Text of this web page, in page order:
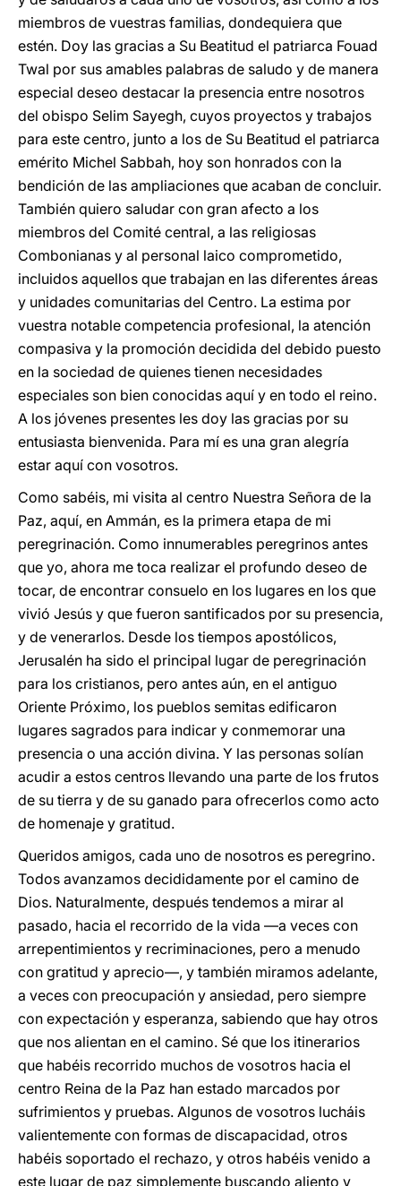
miembros de vuestras familias, dondequiera que
estén. Doy las gracias a Su Beatitud el patriarca Fouad
Twal por sus amables palabras de saludo y de manera
especial deseo destacar la presencia entre nosotros
del obispo Selim Sayegh, cuyos proyectos y trabajos
para este centro, junto a los de Su Beatitud el patriarca
emérito Michel Sabbah, hoy son honrados con la
bendición de las ampliaciones que acaban de concluir.
También quiero saludar con gran afecto a los
miembros del Comité central, a las religiosas
Combonianas y al personal laico comprometido,
incluidos aquellos que trabajan en las diferentes áreas
y unidades comunitarias del Centro. La estima por
vuestra notable competencia profesional, la atención
compasiva y la promoción decidida del debido puesto
en la sociedad de quienes tienen necesidades
especiales son bien conocidas aquí y en todo el reino.
A los jóvenes presentes les doy las gracias por su
entusiasta bienvenida. Para mí es una gran alegría
estar aquí con vosotros.
Como sabéis, mi visita al centro Nuestra Señora de la
Paz, aquí, en Ammán, es la primera etapa de mi
peregrinación. Como innumerables peregrinos antes
que yo, ahora me toca realizar el profundo deseo de
tocar, de encontrar consuelo en los lugares en los que
vivió Jesús y que fueron santificados por su presencia,
y de venerarlos. Desde los tiempos apostólicos,
Jerusalén ha sido el principal lugar de peregrinación
para los cristianos, pero antes aún, en el antiguo
Oriente Próximo, los pueblos semitas edificaron
lugares sagrados para indicar y conmemorar una
presencia o una acción divina. Y las personas solían
acudir a estos centros llevando una parte de los frutos
de su tierra y de su ganado para ofrecerlos como acto
de homenaje y gratitud.
Queridos amigos, cada uno de nosotros es peregrino.
Todos avanzamos decididamente por el camino de
Dios. Naturalmente, después tendemos a mirar al
pasado, hacia el recorrido de la vida —a veces con
arrepentimientos y recriminaciones, pero a menudo
con gratitud y aprecio—, y también miramos adelante,
a veces con preocupación y ansiedad, pero siempre
con expectación y esperanza, sabiendo que hay otros
que nos alientan en el camino. Sé que los itinerarios
que habéis recorrido muchos de vosotros hacia el
centro Reina de la Paz han estado marcados por
sufrimientos y pruebas. Algunos de vosotros lucháis
valientemente con formas de discapacidad, otros
habéis soportado el rechazo, y otros habéis venido a
este lugar de paz simplemente buscando aliento y